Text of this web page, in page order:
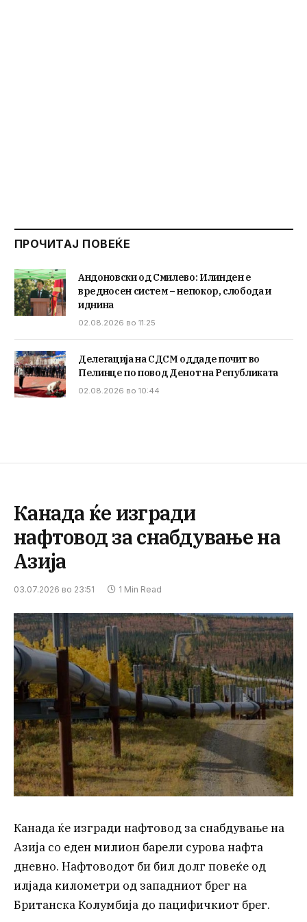
ПРОЧИТАЈ ПОВЕЌЕ
Андоновски од Смилево: Илинден е
вредносен систем – непокор, слобода и
иднина
02.08.2026 во 11:25
Делегација на СДСМ оддаде почит во
Пелинце по повод Денот на Републиката
02.08.2026 во 10:44
Канада ќе изгради
нафтовод за снабдување на
Азија
03.07.2026 во 23:51 1 Min Read
Канада ќе изгради нафтовод за снабдување на
Азија со еден милион барели сурова нафта
дневно. Нафтоводот би бил долг повеќе од
илјада километри од западниот брег на
Британска Колумбија до пацифичкиот брег.